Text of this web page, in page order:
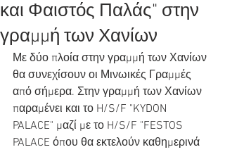
και Φαιστός Παλάς" στην
γραμμή των Χανίων
Με δύο πλοία στην γραμμή των Χανίων
θα συνεχίσουν οι Μινωικές Γραμμές
από σήμερα. Στην γραμμή των Χανίων
παραμένει και το H/S/F "KYDON
PALACE" μαζί με το H/S/F "FESTOS
PALACE όπου θα εκτελούν καθημερινά